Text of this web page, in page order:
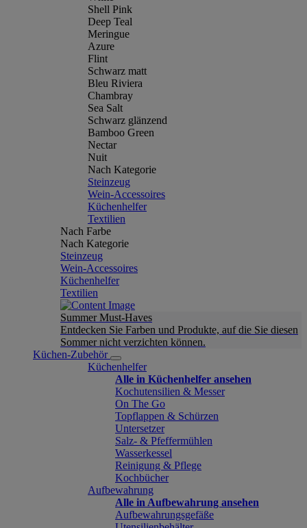
Shell Pink
Deep Teal
Meringue
Azure
Flint
Schwarz matt
Bleu Riviera
Chambray
Sea Salt
Schwarz glänzend
Bamboo Green
Nectar
Nuit
Nach Kategorie
Steinzeug
Wein-Accessoires
Küchenhelfer
Textilien
Nach Farbe
Nach Kategorie
Steinzeug
Wein-Accessoires
Küchenhelfer
Textilien
Summer Must-Haves
Entdecken Sie Farben und Produkte, auf die Sie diesen
Sommer nicht verzichten können.
Küchen-Zubehör
Küchenhelfer
Alle in Küchenhelfer ansehen
Kochutensilien & Messer
On The Go
Topflappen & Schürzen
Untersetzer
Salz- & Pfeffermühlen
Wasserkessel
Reinigung & Pflege
Kochbücher
Aufbewahrung
Alle in Aufbewahrung ansehen
Aufbewahrungsgefäße